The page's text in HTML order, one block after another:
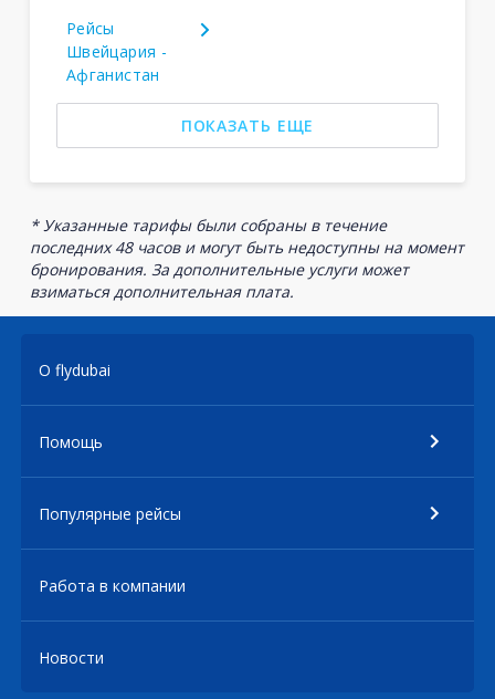
Рейсы
Швейцария -
Афганистан
ПОКАЗАТЬ ЕЩЕ
* Указанные тарифы были собраны в течение
последних 48 часов и могут быть недоступны на момент
бронирования. За дополнительные услуги может
взиматься дополнительная плата.
О flydubai
Помощь
Популярные рейсы
Работа в компании
Новости